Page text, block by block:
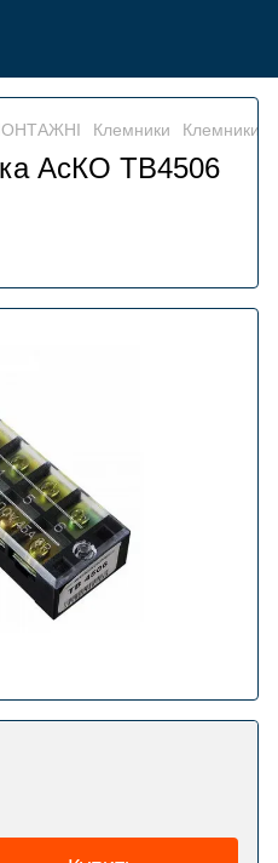
Клемники Клемники
АсКО ТВ4506